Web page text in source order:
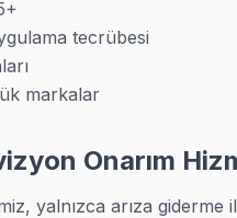
tecrübesi
markalar
Onarım
yalnızca arıza giderme